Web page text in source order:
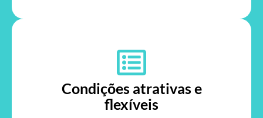
Condições atrativas e
flexíveis